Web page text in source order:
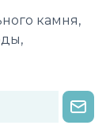
камня,